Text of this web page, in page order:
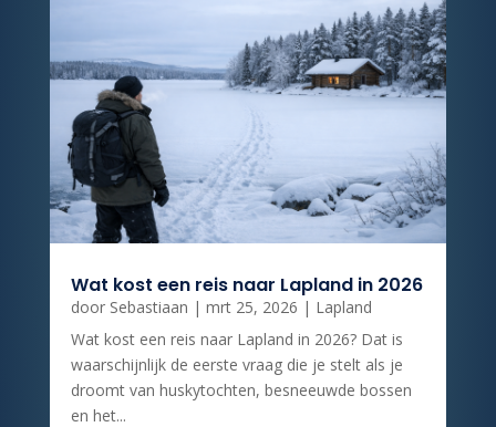
Wat kost een reis naar Lapland in 2026
door Sebastiaan | mrt 25, 2026 | Lapland
Wat kost een reis naar Lapland in 2026? Dat is
waarschijnlijk de eerste vraag die je stelt als je
droomt van huskytochten, besneeuwde bossen
en het...